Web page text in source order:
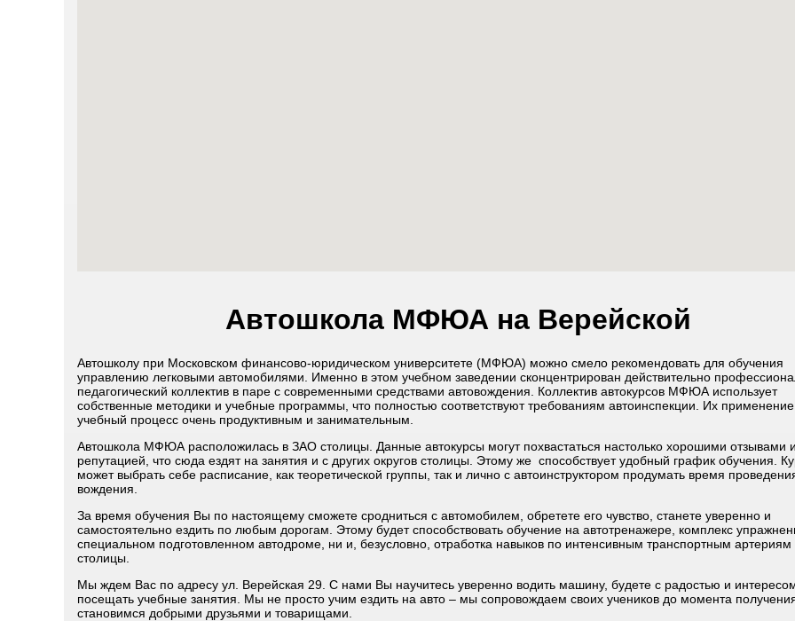
Автошкола МФЮА на Верейской
Автошколу при Московском финансово-юридическом университете (МФЮА) можно смело рекомендовать для обучения
управлению легковыми автомобилями. Именно в этом учебном заведении сконцентрирован действительно
педагогический коллектив в паре с современными средствами автовождения. Коллектив автокурсов МФЮА использует
собственные методики и учебные программы, что полностью соответствуют требованиям автоинспекции. Их
учебный процесс очень продуктивным и занимательным.
Автошкола МФЮА расположилась в ЗАО столицы. Данные автокурсы могут похвастаться настолько хорошими отзывами и
репутацией, что сюда ездят на занятия и с других округов столицы. Этому же способствует удобный график обучения.
может выбрать себе расписание, как теоретической группы, так и лично с автоинструктором продумать время
вождения.
За время обучения Вы по настоящему сможете сродниться с автомобилем, обретете его чувство, станете уверенно и
самостоятельно ездить по любым дорогам. Этому будет способствовать обучение на автотренажере, комплекс
специальном подготовленном автодроме, ни и, безусловно, отработка навыков по интенсивным транспортным артериям
столицы.
Мы ждем Вас по адресу ул. Верейская 29. С нами Вы научитесь уверенно водить машину, будете с радостью и
посещать учебные занятия. Мы не просто учим ездить на авто – мы сопровождаем своих учеников до момента
становимся добрыми друзьями и товарищами.